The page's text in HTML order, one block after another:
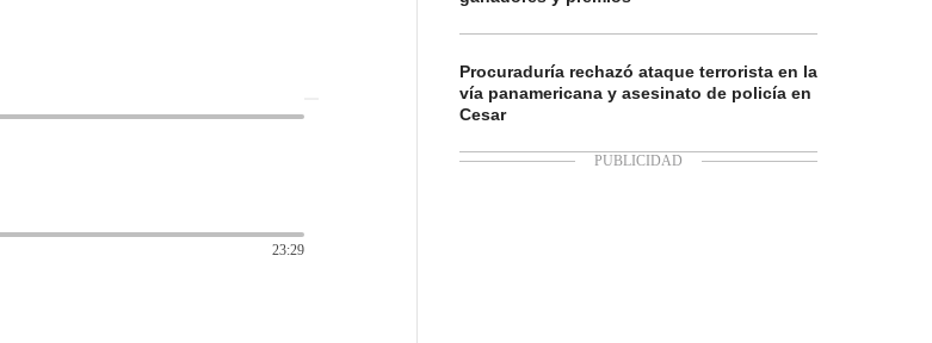
23:29
Procuraduría rechazó ataque terrorista en la
vía panamericana y asesinato de policía en
Cesar